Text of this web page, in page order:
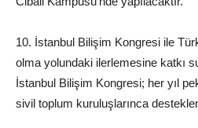
10. İstanbul Bilişim Kongresi ile
olma yolundaki ilerlemesine katkı
İstanbul Bilişim Kongresi; her yıl
sivil toplum kuruluşlarınca